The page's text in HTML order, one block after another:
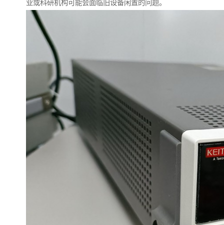
业或科研机构可能会面临旧设备闲置的问题。